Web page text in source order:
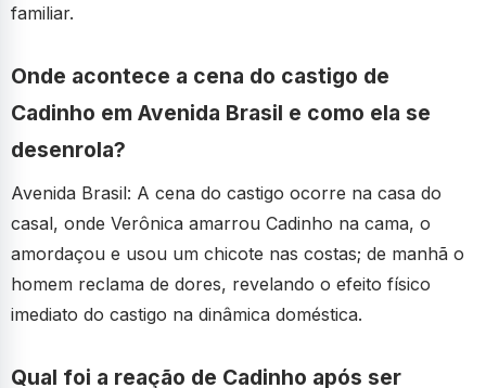
familiar.
Onde acontece a cena do castigo de
Cadinho em Avenida Brasil e como ela se
desenrola?
Avenida Brasil: A cena do castigo ocorre na casa do
casal, onde Verônica amarrou Cadinho na cama, o
amordaçou e usou um chicote nas costas; de manhã o
homem reclama de dores, revelando o efeito físico
imediato do castigo na dinâmica doméstica.
Qual foi a reação de Cadinho após ser